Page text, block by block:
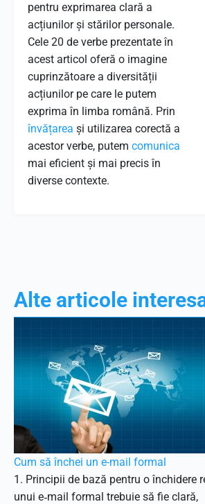
pentru exprimarea clară a
acțiunilor și stărilor personale.
Cele 20 de verbe prezentate în
acest articol oferă o imagine
cuprinzătoare a diversității
acțiunilor pe care le putem
exprima în limba română. Prin
învățarea și utilizarea corectă a
acestor verbe, putem comunica
mai eficient și mai precis în
diverse contexte.
Alte articole
Cum să închei un e-mail formal
1. Principii de bază pentru o închidere
unui e‑mail formal trebuie să fie clară,